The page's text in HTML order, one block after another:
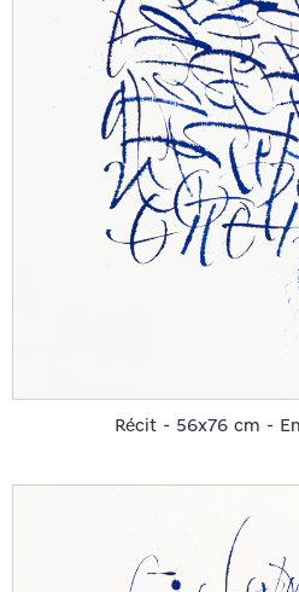
Récit - 56x76 cm -